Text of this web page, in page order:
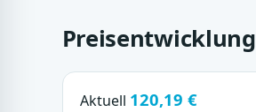
Preisentwicklung
Aktuell 120,19 €